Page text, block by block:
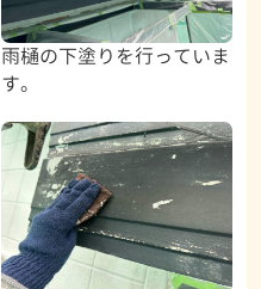
雨樋の下塗りを行っていま
す。